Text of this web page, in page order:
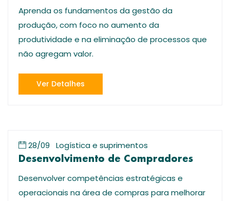
Aprenda os fundamentos da gestão da
produção, com foco no aumento da
produtividade e na eliminação de processos que
não agregam valor.
Ver Detalhes
28/09 Logística e suprimentos
Desenvolvimento de Compradores
Desenvolver competências estratégicas e
operacionais na área de compras para melhorar